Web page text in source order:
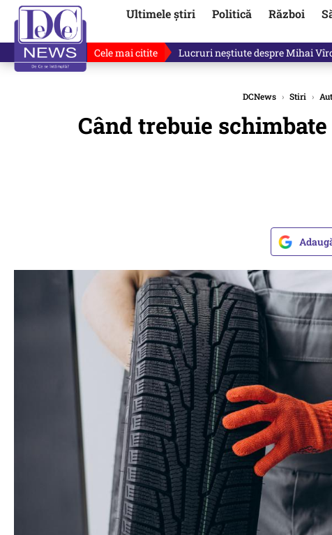
Ultimele știri Politică Război
Cele mai citite „Mă uit și sper să nu fie adevărat
DCNews › Stiri ›
Când trebuie